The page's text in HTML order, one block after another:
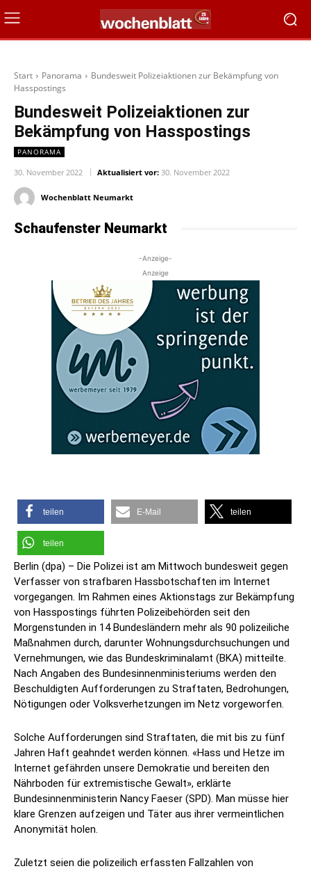
Start Panorama
Bundesweit Polizeiaktionen zur Bekämpfung von
Hasspostings
Bundesweit Polizeiaktionen zur
Bekämpfung von Hasspostings
PANORAMA
30. November 2022 Aktualisiert vor: 30. November 2022
Wochenblatt Neumarkt
Schaufenster Neumarkt
-Anzeige-
Anzeige
teilen E-Mail teilen
teilen
Berlin (dpa) – Die Polizei ist am Mittwoch bundesweit gegen
Verfasser von strafbaren Hassbotschaften im Internet
vorgegangen. Im Rahmen eines Aktionstags zur Bekämpfung
von Hasspostings führten Polizeibehörden seit den
Morgenstunden in 14 Bundesländern mehr als 90 polizeiliche
Maßnahmen durch, darunter Wohnungsdurchsuchungen und
Vernehmungen, wie das Bundeskriminalamt (BKA) mitteilte.
Nach Angaben des Bundesinnenministeriums werden den
Beschuldigten Aufforderungen zu Straftaten, Bedrohungen,
Nötigungen oder Volksverhetzungen im Netz vorgeworfen.
Solche Aufforderungen sind Straftaten, die mit bis zu fünf
Jahren Haft geahndet werden können. «Hass und Hetze im
Internet gefährden unsere Demokratie und bereiten den
Nährboden für extremistische Gewalt», erklärte
Bundesinnenministerin Nancy Faeser (SPD). Man müsse hier
klare Grenzen aufzeigen und Täter aus ihrer vermeintlichen
Anonymität holen.
Zuletzt seien die polizeilich erfassten Fallzahlen von